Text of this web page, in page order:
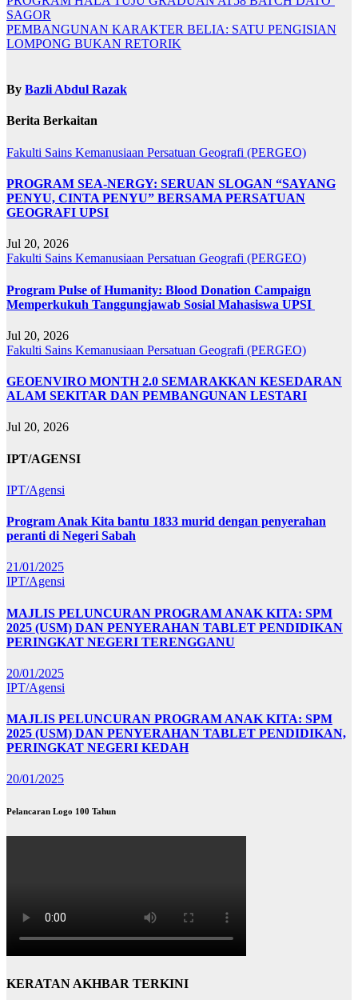
kiriman
SAGOR
PEMBANGUNAN KARAKTER BELIA: SATU PENGISIAN
LOMPONG BUKAN RETORIK
By Bazli Abdul Razak
Berita Berkaitan
Fakulti Sains Kemanusiaan Persatuan Geografi (PERGEO)
PROGRAM SEA-NERGY: SERUAN SLOGAN “SAYANG
PENYU, CINTA PENYU” BERSAMA PERSATUAN
GEOGRAFI UPSI
Jul 20, 2026
Fakulti Sains Kemanusiaan Persatuan Geografi (PERGEO)
Program Pulse of Humanity: Blood Donation Campaign
Memperkukuh Tanggungjawab Sosial Mahasiswa UPSI
Jul 20, 2026
Fakulti Sains Kemanusiaan Persatuan Geografi (PERGEO)
GEOENVIRO MONTH 2.0 SEMARAKKAN KESEDARAN
ALAM SEKITAR DAN PEMBANGUNAN LESTARI
Jul 20, 2026
IPT/AGENSI
IPT/Agensi
Program Anak Kita bantu 1833 murid dengan penyerahan
peranti di Negeri Sabah
21/01/2025
IPT/Agensi
MAJLIS PELUNCURAN PROGRAM ANAK KITA: SPM
2025 (USM) DAN PENYERAHAN TABLET PENDIDIKAN
PERINGKAT NEGERI TERENGGANU
20/01/2025
IPT/Agensi
MAJLIS PELUNCURAN PROGRAM ANAK KITA: SPM
2025 (USM) DAN PENYERAHAN TABLET PENDIDIKAN,
PERINGKAT NEGERI KEDAH
20/01/2025
Pelancaran Logo 100 Tahun
KERATAN AKHBAR TERKINI